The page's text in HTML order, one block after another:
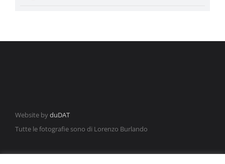
Website byduDAT
Tutte le fotografie sono di Lorenzo Burlando